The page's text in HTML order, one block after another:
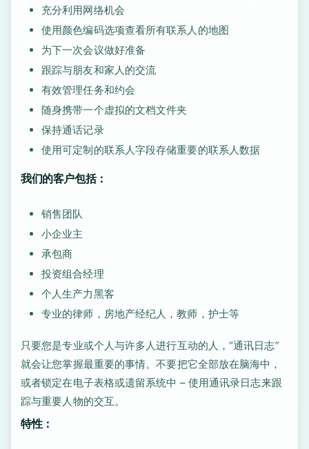
充分利用网络机会
使用颜色编码选项查看所有联系人的地图
为下一次会议做好准备
跟踪与朋友和家人的交流
有效管理任务和约会
随身携带一个虚拟的文档文件夹
保持通话记录
使用可定制的联系人字段存储重要的联系人数据
我们的客户包括：
销售团队
小企业主
承包商
投资组合经理
个人生产力黑客
专业的律师，房地产经纪人，教师，护士等
只要您是专业或个人与许多人进行互动的人，“通讯日志”
就会让您掌握最重要的事情。不要把它全部放在脑海中，
或者锁定在电子表格或遗留系统中 – 使用通讯录日志来跟
踪与重要人物的交互。
特性：